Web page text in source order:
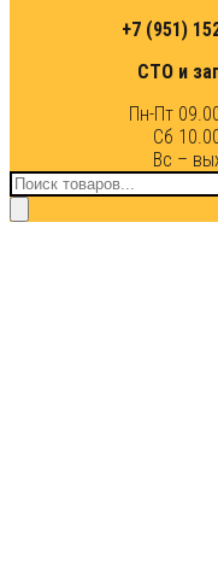
+7 (951)
СТО и
Пн-Пт
Сб
Вс –
Поиск
товаров